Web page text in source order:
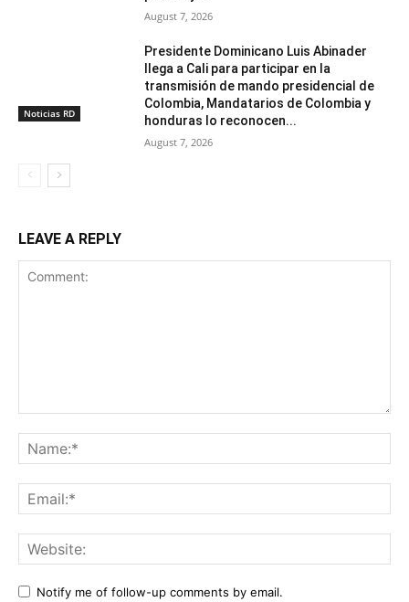
August 7, 2026
Noticias RD
Presidente Dominicano Luis Abinader
llega a Cali para participar en la
transmisión de mando presidencial de
Colombia, Mandatarios de Colombia y
honduras lo reconocen...
August 7, 2026
LEAVE A REPLY
Notify me of follow-up comments by email.